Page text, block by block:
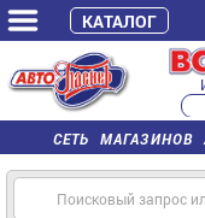
СЕТЬ МАГАЗИНОВ
часы
КАТАЛОГ